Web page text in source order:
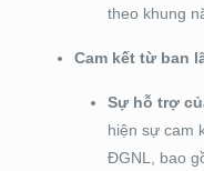
theo khung
Cam kết từ ban
Sự hỗ trợ
hiện sự cam
ĐGNL, bao